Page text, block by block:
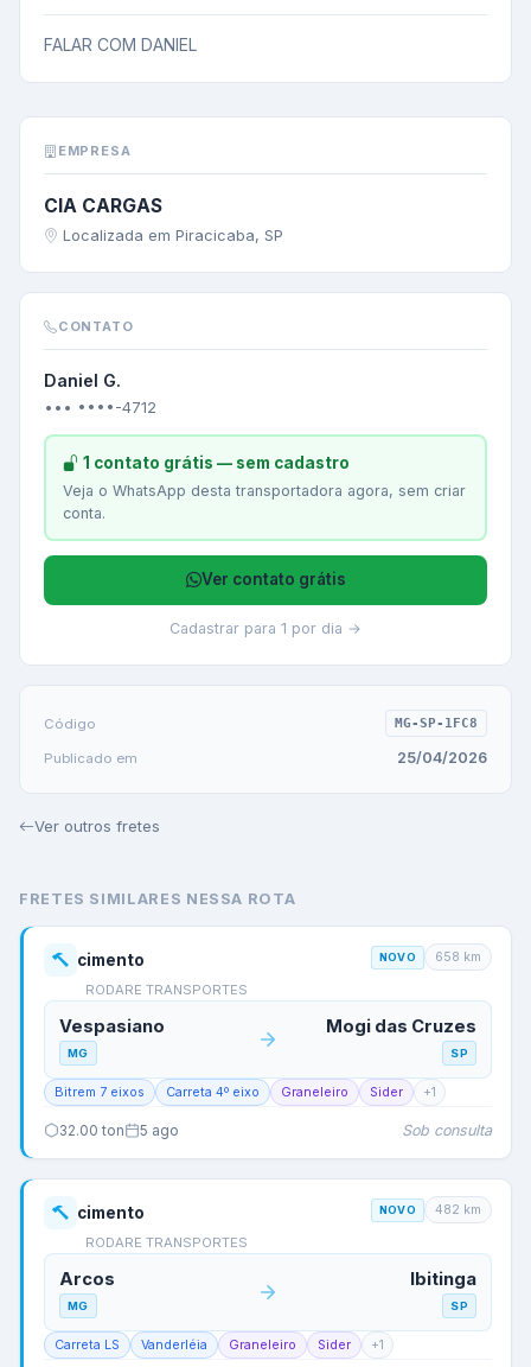
FALAR COM DANIEL
EMPRESA
CIA CARGAS
Localizada em Piracicaba, SP
CONTATO
Daniel G.
••• ••••-4712
1 contato grátis — sem cadastro
Veja o WhatsApp desta transportadora agora, sem criar
conta.
Ver contato grátis
Cadastrar para 1 por dia →
Código MG-SP-1FC8
Publicado em 25/04/2026
Ver outros fretes
FRETES SIMILARES NESSA ROTA
cimento
RODARE TRANSPORTES
NOVO 658 km
Vespasiano
MG
Mogi das Cruzes
SP
Bitrem 7 eixos Carreta 4º eixo Graneleiro Sider +1
32.00 ton 5 ago Sob consulta
cimento
RODARE TRANSPORTES
NOVO 482 km
Arcos
MG
Ibitinga
SP
Carreta LS Vanderléia Graneleiro Sider +1